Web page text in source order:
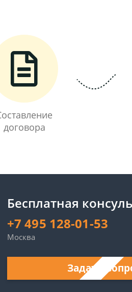
договора
Бесплатная
+7 495 128-01-53
Москва
Задать